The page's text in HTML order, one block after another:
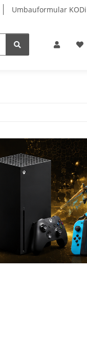
Umbauformular KODi